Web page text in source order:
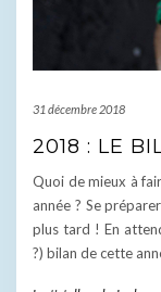
31 décembre 2018
2018 : LE
Quoi de mieux à
année ? Se
plus tard ! En
?) bilan de cette